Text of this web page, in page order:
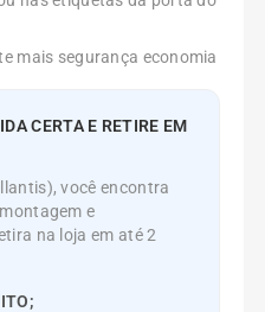
mais segurança economia
CERTA E RETIRE EM
você encontra
e
na loja em até 2